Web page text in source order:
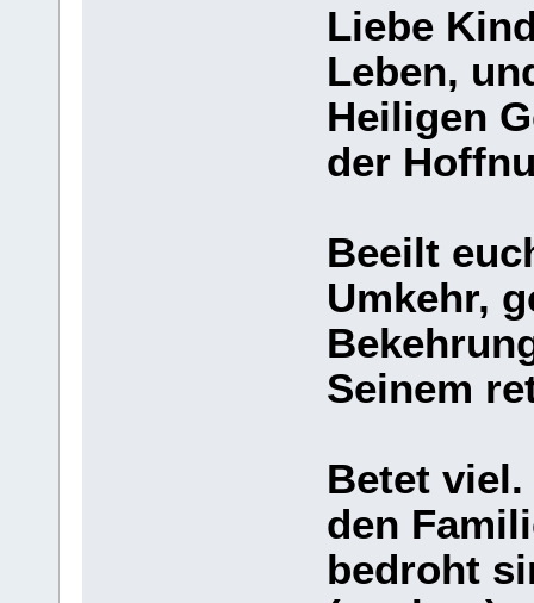
Liebe
Leben,
Heiligen
der
Beeilt
Umkehr,
Seinem
Betet
den
bedroht